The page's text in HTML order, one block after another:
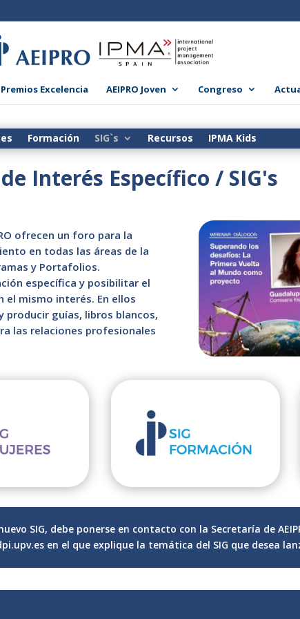
Premios Excelencia AEIPRO Joven Congreso
Formación SIG`s Recursos IPMA Kids
Interés Específico / SIG's
ofrecen un foro para la
en todas las áreas de la
y Portafolios.
específica y posibilitar el
mismo interés. En ellos
producir guías, libros blancos,
las relaciones profesionales
SIG, debe ponerse en contacto con la Secretaría de
en el que explique la temática del SIG que desea